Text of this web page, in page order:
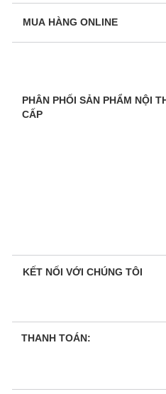
MUA HÀNG ONLINE
PHÂN PHỐI SẢN PHẨM NỘI
CẤP
KẾT NỐI VỚI CHÚNG TÔI
THANH TOÁN: